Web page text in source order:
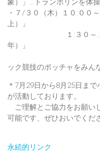
象）」…トランポリンを体
・７/３０（木）１０:００
上）」
１:３０～…「ボッ
年）」
パラ
ック競技のボッチャをみん
＊7月29日から8月25日ま
が活動しております。
ご理解とご協力をお願い
可能です、ぜひおいでくだ
永続的リンク